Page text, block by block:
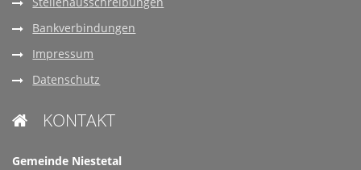
Bankverbindungen
Impressum
Datenschutz
 KONTAKT
Gemeinde Niestetal